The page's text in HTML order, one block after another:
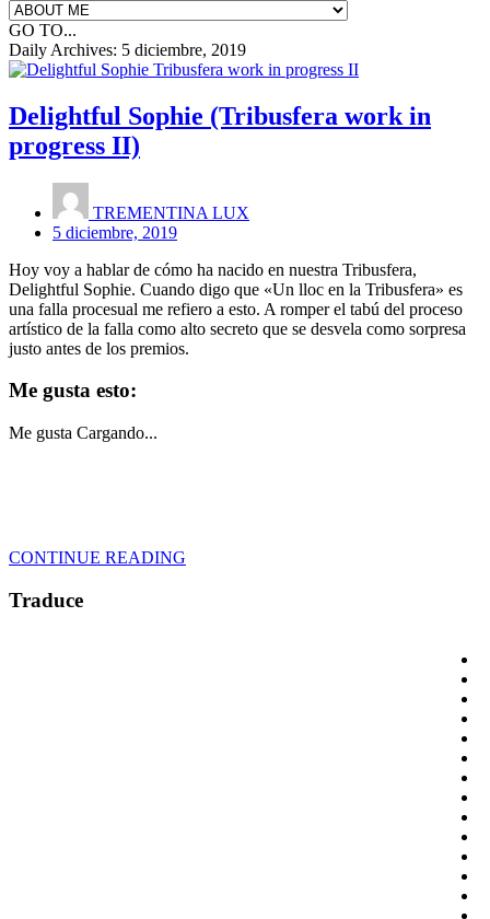
GO TO...
Daily Archives: 5 diciembre, 2019
Delightful Sophie (Tribusfera work in
progress II)
TREMENTINA LUX
5 diciembre, 2019
Hoy voy a hablar de cómo ha nacido en nuestra Tribusfera,
Delightful Sophie. Cuando digo que «Un lloc en la Tribusfera» es
una falla procesual me refiero a esto. A romper el tabú del proceso
artístico de la falla como alto secreto que se desvela como sorpresa
justo antes de los premios.
Me gusta esto:
Me gusta Cargando...
CONTINUE READING
Traduce